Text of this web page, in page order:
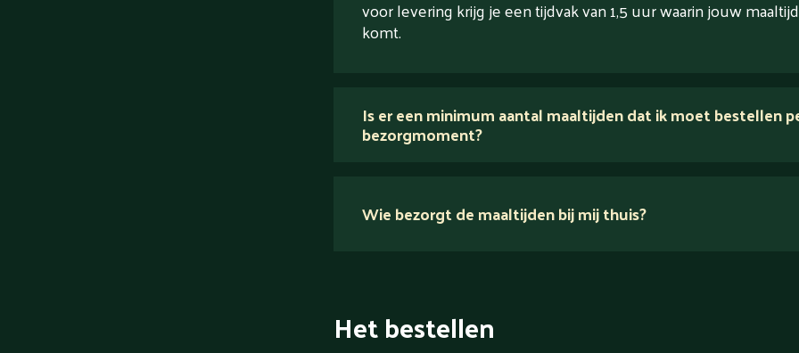
voor levering krijg je een tijdvak van 1,5 uur waarin jouw maaltijd
komt.
Is er een minimum aantal maaltijden dat ik moet bestellen
bezorgmoment?
Wie bezorgt de maaltijden bij mij thuis?
Het bestellen